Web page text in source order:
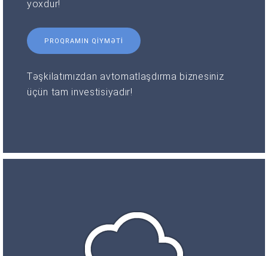
yoxdur!
PROQRAMIN QIYMƏTI
Təşkilatımızdan avtomatlaşdırma biznesiniz
üçün tam investisiyadır!